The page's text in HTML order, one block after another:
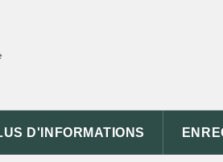
D'INFORMATIONS